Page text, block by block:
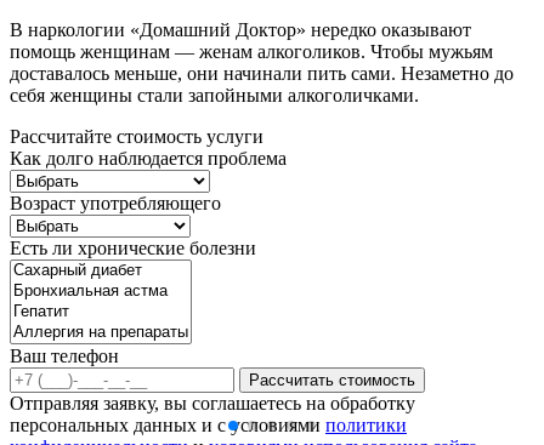
В наркологии «Домашний Доктор» нередко оказывают
помощь женщинам — женам алкоголиков. Чтобы мужьям
доставалось меньше, они начинали пить сами. Незаметно до
себя женщины стали запойными алкоголичками.
Рассчитайте стоимость услуги
Как долго наблюдается проблема
Возраст употребляющего
Есть ли хронические болезни
Ваш телефон
Рассчитать стоимость
Отправляя заявку, вы соглашаетесь на обработку
персональных данных и с условиями политики